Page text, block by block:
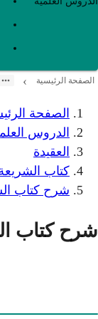
الصفحة الرئيسية ›
الصفحة
الدروس
العقيدة
كتاب
شرح كتاب
شرح كتاب